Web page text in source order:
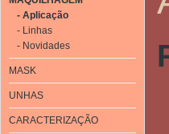
- Aplicação
- Linhas
- Novidades
MASK
UNHAS
CARACTERIZAÇÃO